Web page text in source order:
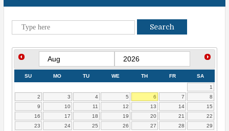
Search
SU MO TU WE TH FR
SA
1
2
3 4 5 6 7
8
9
10 11 12 13 14
15
16
17 18 19 20 21
22
23
24 25 26 27 28
29